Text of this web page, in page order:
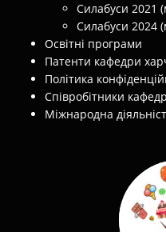
Силабуси 2021
Силабуси 2024
Освітні програми
Патенти кафедри
Політика
Співробітники
Міжнародна